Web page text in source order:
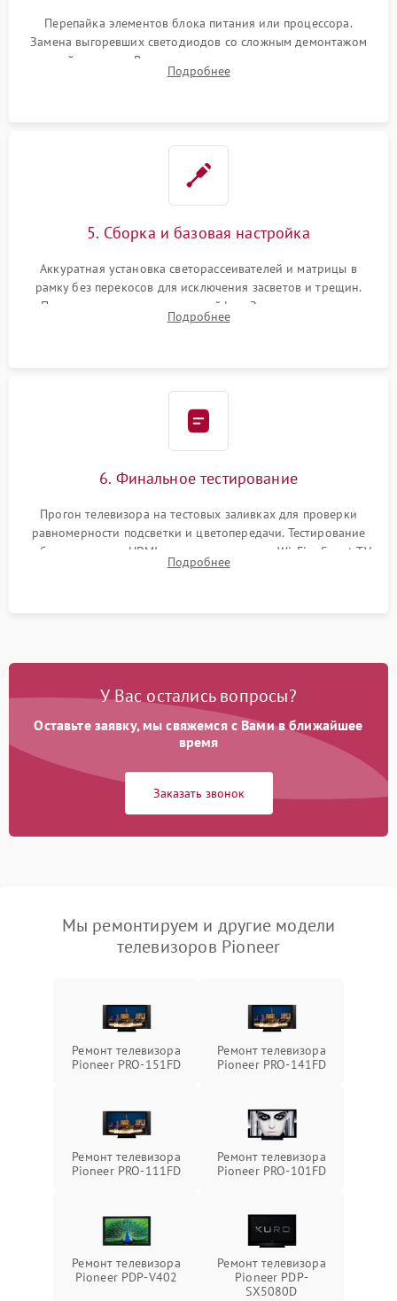
Перепайка элементов блока питания или процессора.
Замена выгоревших светодиодов со сложным демонтажом
хрупкой матрицы. Восстановление поврежденных дорожек,
прошивка микросхем памяти EEPROM
Подробнее
5. Сборка и базовая настройка
Аккуратная установка светорассеивателей и матрицы в
рамку без перекосов для исключения засветов и трещин.
Подключение внутренних шлейфов. Закрытие корпуса.
Сброс настроек и обновление программного обеспечения.
Подробнее
6. Финальное тестирование
Прогон телевизора на тестовых заливках для проверки
равномерности подсветки и цветопередачи. Тестирование
работы разъемов HDMI, динамиков, модуля Wi-Fi и Smart TV
в рабочем режиме в течение нескольких часов.
Подробнее
У Вас остались вопросы?
Оставьте заявку, мы свяжемся с Вами в ближайшее
время
Заказать звонок
Мы ремонтируем и другие модели
телевизоров Pioneer
Ремонт телевизора
Pioneer PRO-151FD
Ремонт телевизора
Pioneer PRO-141FD
Ремонт телевизора
Pioneer PRO-111FD
Ремонт телевизора
Pioneer PRO-101FD
Ремонт телевизора
Pioneer PDP-V402
Ремонт телевизора
Pioneer PDP-
SX5080D